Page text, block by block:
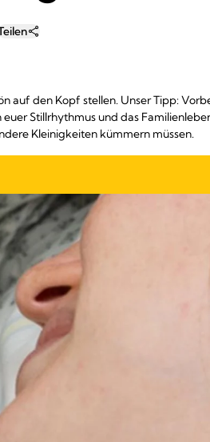
auf den Kopf stellen. Unser Tipp:
euer Stillrhythmus und das
Kleinigkeiten kümmern müssen.